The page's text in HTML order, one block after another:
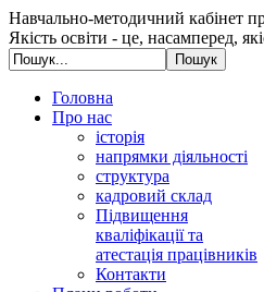
Навчально-методичний кабінет
Якість освіти - це, насамперед,
Головна
Про нас
історія
напрямки діяльності
структура
кадровий склад
Підвищення
кваліфікації та
атестація працівників
Контакти